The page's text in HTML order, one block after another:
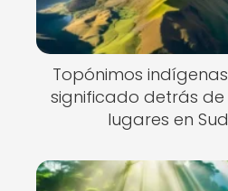
Topónimos
significado detrás
lugares en